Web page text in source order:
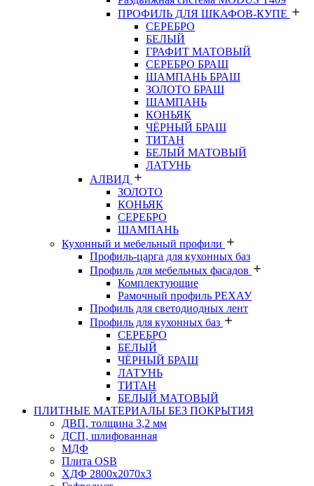
ПРОФИЛЬ ДЛЯ ШКАФОВ-КУПЕ
СЕРЕБРО
БЕЛЫЙ
ГРАФИТ МАТОВЫЙ
СЕРЕБРО БРАШ
ШАМПАНЬ БРАШ
ЗОЛОТО БРАШ
ШАМПАНЬ
КОНЬЯК
ЧЁРНЫЙ БРАШ
ТИТАН
БЕЛЫЙ МАТОВЫЙ
ЛАТУНЬ
АЛВИД
ЗОЛОТО
КОНЬЯК
СЕРЕБРО
ШАМПАНЬ
Кухонный и мебельный профили
Профиль-царга для кухонных баз
Профиль для мебельных фасадов
Комплектующие
Рамочный профиль РЕХАУ
Профиль для светодиодных лент
Профиль для кухонных баз
СЕРЕБРО
БЕЛЫЙ
ЧЁРНЫЙ БРАШ
ЛАТУНЬ
ТИТАН
БЕЛЫЙ МАТОВЫЙ
ПЛИТНЫЕ МАТЕРИАЛЫ БЕЗ ПОКРЫТИЯ
ДВП, толщина 3,2 мм
ДСП, шлифованная
МДФ
Плита OSB
ХДФ 2800х2070х3